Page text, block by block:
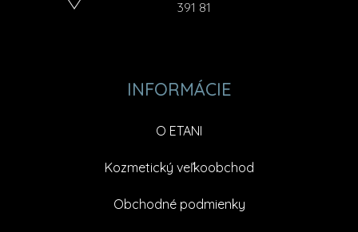
391 81
INFORMÁCIE
O ETANI
Kozmetický veľkoobchod
Obchodné podmienky